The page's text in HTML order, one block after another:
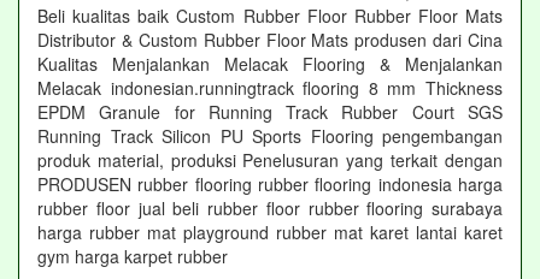
Beli kualitas baik Custom Rubber Floor Rubber Floor Mats
Distributor & Custom Rubber Floor Mats produsen dari Cina
Kualitas Menjalankan Melacak Flooring & Menjalankan
Melacak indonesian.runningtrack flooring 8 mm Thickness
EPDM Granule for Running Track Rubber Court SGS
Running Track Silicon PU Sports Flooring pengembangan
produk material, produksi Penelusuran yang terkait dengan
PRODUSEN rubber flooring rubber flooring indonesia harga
rubber floor jual beli rubber floor rubber flooring surabaya
harga rubber mat playground rubber mat karet lantai karet
gym harga karpet rubber